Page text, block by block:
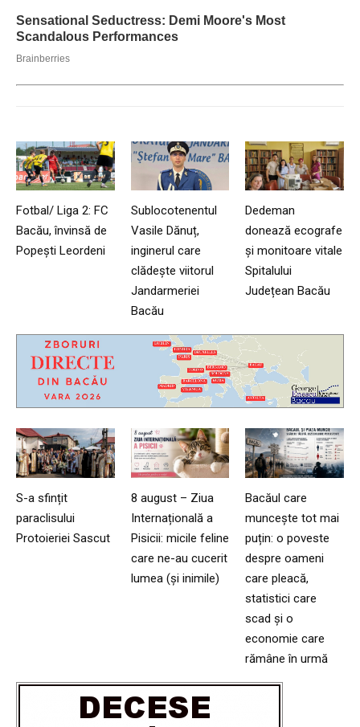
Fotbal/ Liga 2: FC
Bacău, învinsă de
Popești Leordeni
Sublocotenentul
Vasile Dănuț,
inginerul care
clădește viitorul
Jandarmeriei
Bacău
Dedeman
donează ecografe
și monitoare vitale
Spitalului
Județean Bacău
S-a sfințit
paraclisului
Protoieriei Sascut
8 august – Ziua
Internațională a
Pisicii: micile feline
care ne-au cucerit
lumea (și inimile)
Bacăul care
muncește tot mai
puțin: o poveste
despre oameni
care pleacă,
statistici care
scad și o
economie care
rămâne în urmă